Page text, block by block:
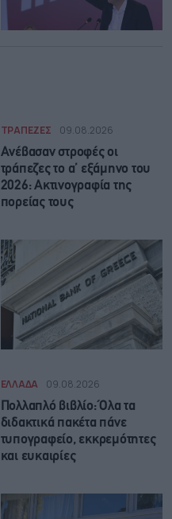
ΤΡΑΠΕΖΕΣ 09.08.2026
Ανέβασαν στροφές οι
τράπεζες το α’ εξάμηνο του
2026: Ακτινογραφία της
πορείας τους
ΕΛΛΑΔΑ 09.08.2026
Πολλαπλό βιβλίο: Όλα τα
διδακτικά πακέτα πάνε
τυπογραφείο, εκκρεμότητες
και ευκαιρίες